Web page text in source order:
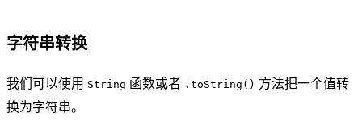
字符串转换
我们可以使用 String 函数或者 .toString() 方法把一个值转
换为字符串。